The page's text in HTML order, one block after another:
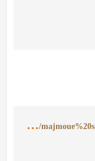
h
ttps://ia902507.us.archive.org/8/items/MajmoueShaykhRabee15/majmoue%20shaykh%20rabee-15.pdf